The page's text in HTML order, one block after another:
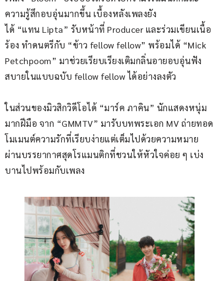
ความรู้สึกอบอุ่นมากขึ้น เบื้องหลังเพลงยัง
ได้ “แทน Lipta” รับหน้าที่ Producer และร่วมเขียนเนื้อ
ร้อง ทำดนตรีกับ “ข้าว fellow fellow” พร้อมได้ “Mick
Petchpoom” มาช่วยเรียบเรียงเติมกลิ่นอายอบอุ่นฟัง
สบายในแบบฉบับ fellow fellow ได้อย่างลงตัว
ในส่วนของมิวสิกวิดีโอได้ “มาร์ค ภาคิน” นักแสดงหนุ่ม
มากฝีมือ จาก “GMMTV” มารับบทพระเอก MV ถ่ายทอด
โมเมนต์ความรักที่เรียบง่ายแต่เต็มไปด้วยความหมาย
ผ่านบรรยากาศสุดโรแมนติกที่ชวนให้หัวใจค่อย ๆ เบ่ง
บานไปพร้อมกับเพลง